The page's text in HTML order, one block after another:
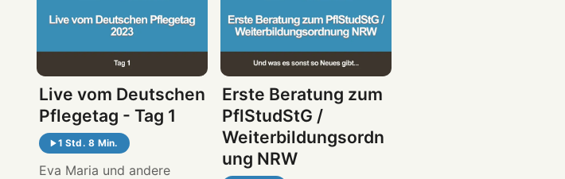
Live vom Deutschen
Pflegetag - Tag 1
1 Std. 8 Min.
Eva Maria und andere
Erste Beratung zum
PflStudStG /
Weiterbildungsordn
ung NRW